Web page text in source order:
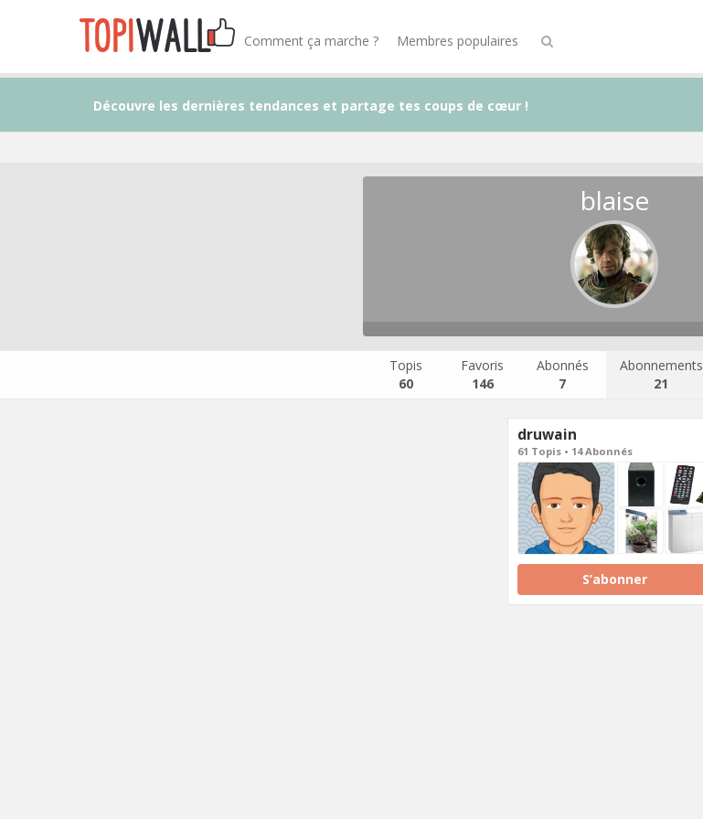
Comment ça marche ? Membres populaires
Découvre les dernières tendances et partage tes coups de cœur !
blaise
Topis
60
Favoris
146
Abonnés
7
Abonnements
21
druwain
61 Topis • 14 Abonnés
S’abonner